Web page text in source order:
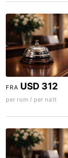
FRA USD 312
per rom / per natt